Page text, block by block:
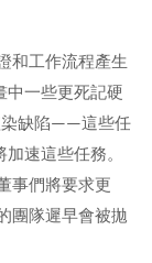
和工作流程產生
中一些更死記硬
染缺陷——這些任
速這些任務。
事們將要求更
團隊遲早會被拋